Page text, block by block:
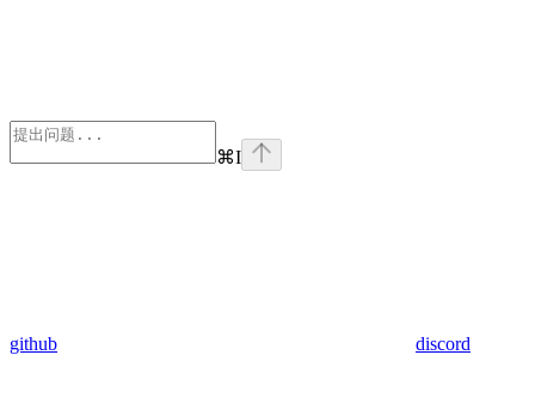
⌘I
github discord